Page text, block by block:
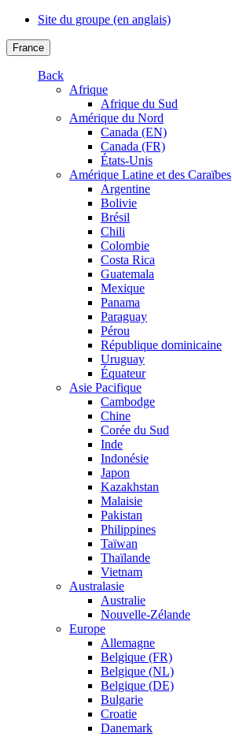
Site du groupe (en anglais)
France
Back
Afrique
Afrique du Sud
Amérique du Nord
Canada (EN)
Canada (FR)
États-Unis
Amérique Latine et des Caraïbes
Argentine
Bolivie
Brésil
Chili
Colombie
Costa Rica
Guatemala
Mexique
Panama
Paraguay
Pérou
République dominicaine
Uruguay
Équateur
Asie Pacifique
Cambodge
Chine
Corée du Sud
Inde
Indonésie
Japon
Kazakhstan
Malaisie
Pakistan
Philippines
Taïwan
Thaïlande
Vietnam
Australasie
Australie
Nouvelle-Zélande
Europe
Allemagne
Belgique (FR)
Belgique (NL)
Belgique (DE)
Bulgarie
Croatie
Danemark